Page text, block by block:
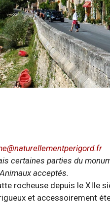
certaines parties du
acceptés.
rocheuse depuis le XIIe
et accessoirement